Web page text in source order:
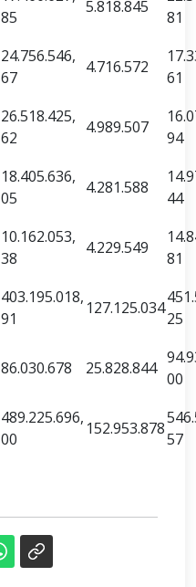
85
5.818.845
81
24.756.546,
67
4.716.572
61
26.518.425,
62
4.989.507
94
18.405.636,
05
4.281.588
44
10.162.053,
38
4.229.549
81
403.195.018,
91
127.125.034
25
86.030.678 25.828.844
00
489.225.696,
00
152.953.878
57